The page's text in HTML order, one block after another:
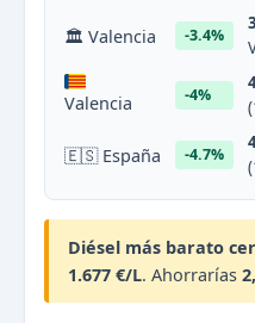
🏛 Valencia -3.4%
Valencia -4%
🇪🇸 España -4.7%
Diésel más barato
1.677 €/L. Ahorrarías